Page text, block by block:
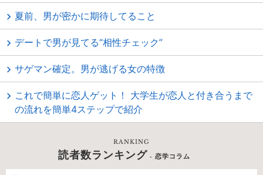
夏前、男が密かに期待してること
デートで男が見てる“相性チェック”
サゲマン確定。男が逃げる女の特徴
これで簡単に恋人ゲット！ 大学生が恋人と付き合うまで
の流れを簡単4ステップで紹介
RANKING
読者数ランキング - 恋学コラム